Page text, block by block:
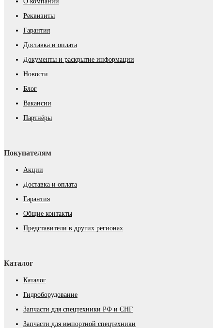
Реквизиты
Гарантия
Доставка и оплата
Документы и раскрытие информации
Новости
Блог
Вакансии
Партнёры
Покупателям
Акции
Доставка и оплата
Гарантия
Общие контакты
Представители в других регионах
Каталог
Каталог
Гидроборудование
Запчасти для спецтехники РФ и СНГ
Запчасти для импортной спецтехники